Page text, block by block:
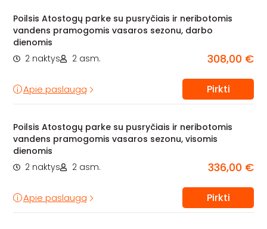
Poilsis Atostogų parke su pusryčiais ir neribotomis
vandens pramogomis vasaros sezonu, darbo
dienomis
2 naktys
2 asm. 308,00 €
Apie paslaugą Pirkti
Poilsis Atostogų parke su pusryčiais ir neribotomis
vandens pramogomis vasaros sezonu, visomis
dienomis
2 naktys
2 asm. 336,00 €
Apie paslaugą Pirkti